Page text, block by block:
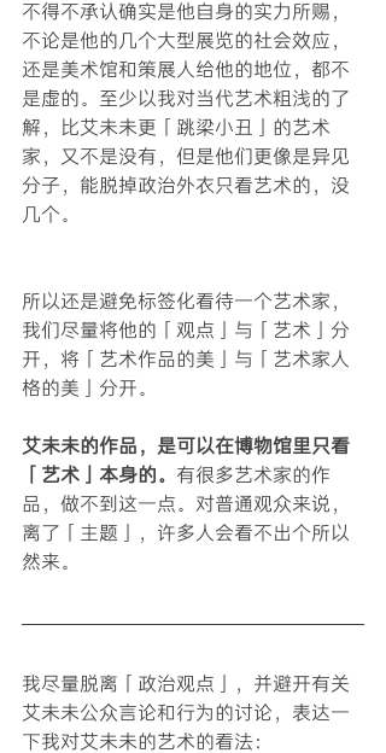
不得不承认确实是他自身的实力所赐，
不论是他的几个大型展览的社会效应，
还是美术馆和策展人给他的地位，都不
是虚的。至少以我对当代艺术粗浅的了
解，比艾未未更「跳梁小丑」的艺术
家，又不是没有，但是他们更像是异见
分子，能脱掉政治外衣只看艺术的，没
几个。
所以还是避免标签化看待一个艺术家，
我们尽量将他的「观点」与「艺术」分
开，将「艺术作品的美」与「艺术家人
格的美」分开。
艾未未的作品，是可以在博物馆里只看
「艺术」本身的。 有很多艺术家的作
品，做不到这一点。对普通观众来说，
离了「主题」，许多人会看不出个所以
然来。
我尽量脱离「政治观点」，并避开有关
艾未未公众言论和行为的讨论，表达一
下我对艾未未的艺术的看法：